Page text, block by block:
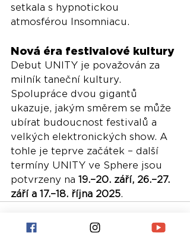
setkala s hypnotickou
atmosférou Insomniacu.
Nová éra festivalové kultury
Debut UNITY je považován za
milník taneční kultury.
Spolupráce dvou gigantů
ukazuje, jakým směrem se může
ubírat budoucnost festivalů a
velkých elektronických show. A
tohle je teprve začátek – další
termíny UNITY ve Sphere jsou
potvrzeny na 19.–20. září, 26.–27.
září a 17.–18. října 2025.